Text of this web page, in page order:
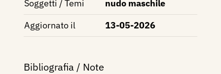
Soggetti / Temi
nudo maschile
Aggiornato il
13-05-2026
Bibliografia / Note